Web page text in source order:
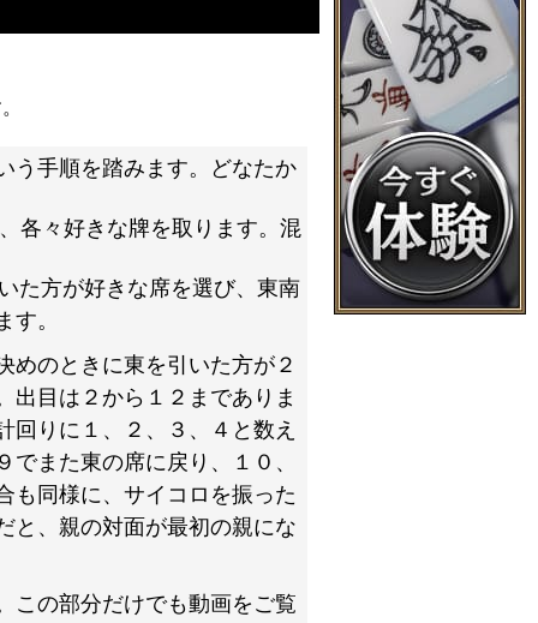
手順を踏みます。どなたか
各々好きな牌を取ります。混
た方が好きな席を選び、東南
す。
のときに東を引いた方が２
出目は２から１２までありま
回りに１、２、３、４と数え
また東の席に戻り、１０、
も同様に、サイコロを振った
と、親の対面が最初の親にな
の部分だけでも動画をご覧